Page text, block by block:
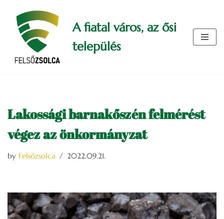
Skip
content
A fiatal város, az ősi
település
Lakossági barnakőszén felmérést
végez az önkormányzat
by Felsőzsolca 2022.09.21.